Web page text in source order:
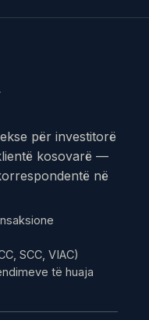
për investitorë
kosovarë —
në
SCC, VIAC)
të huaja